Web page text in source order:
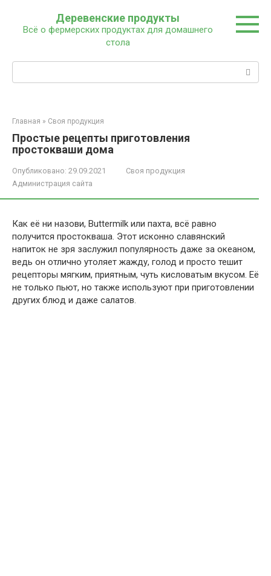
контенту
Деревенские продукты
Всё о фермерских продуктах для домашнего
стола
Поиск:
Главная » Своя продукция
Простые рецепты приготовления
простокваши дома
Опубликовано: 29.09.2021
Своя продукция
Администрация сайта
Как её ни назови, Buttermilk или пахта, всё равно
получится простокваша. Этот исконно славянский
напиток не зря заслужил популярность даже за океаном,
ведь он отлично утоляет жажду, голод и просто тешит
рецепторы мягким, приятным, чуть кисловатым вкусом. Её
не только пьют, но также используют при приготовлении
других блюд и даже салатов.